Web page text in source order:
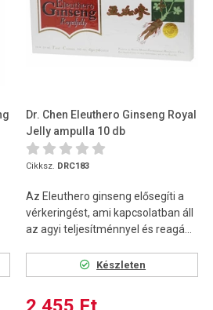
Dr. Chen Eleuthero Ginseng Royal
Jelly ampulla 10 db
Cikksz. DRC183
Az Eleuthero ginseng elősegíti a
vérkeringést, ami kapcsolatban áll
az agyi teljesítménnyel és reagá...
Készleten